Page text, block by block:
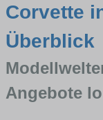
Corvette
Überblick
Angebote